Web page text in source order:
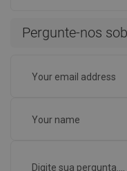
Pergunte-nos